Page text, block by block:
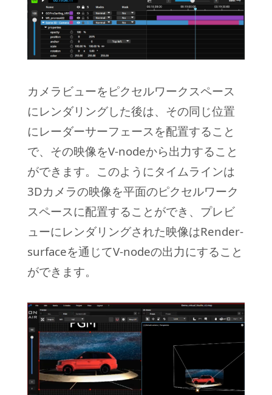
カメラビューをピクセルワークスペース
にレンダリングした後は、その同じ位置
にレーダーサーフェースを配置すること
で、その映像をV-nodeから出力すること
ができます。このようにタイムラインは
3Dカメラの映像を平面のピクセルワーク
スペースに配置することができ、プレビ
ューにレンダリングされた映像はRender-
surfaceを通じてV-nodeの出力にすること
ができます。